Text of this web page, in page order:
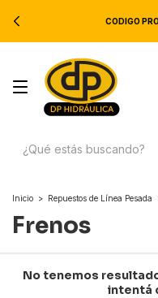
CODIGO
Inicio > Repuestos de Línea Pesada
Frenos
No tenemos
intentá